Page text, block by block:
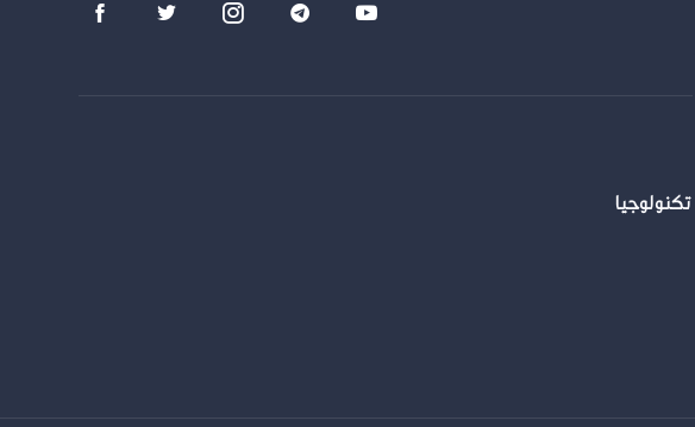
تكنولوجيا